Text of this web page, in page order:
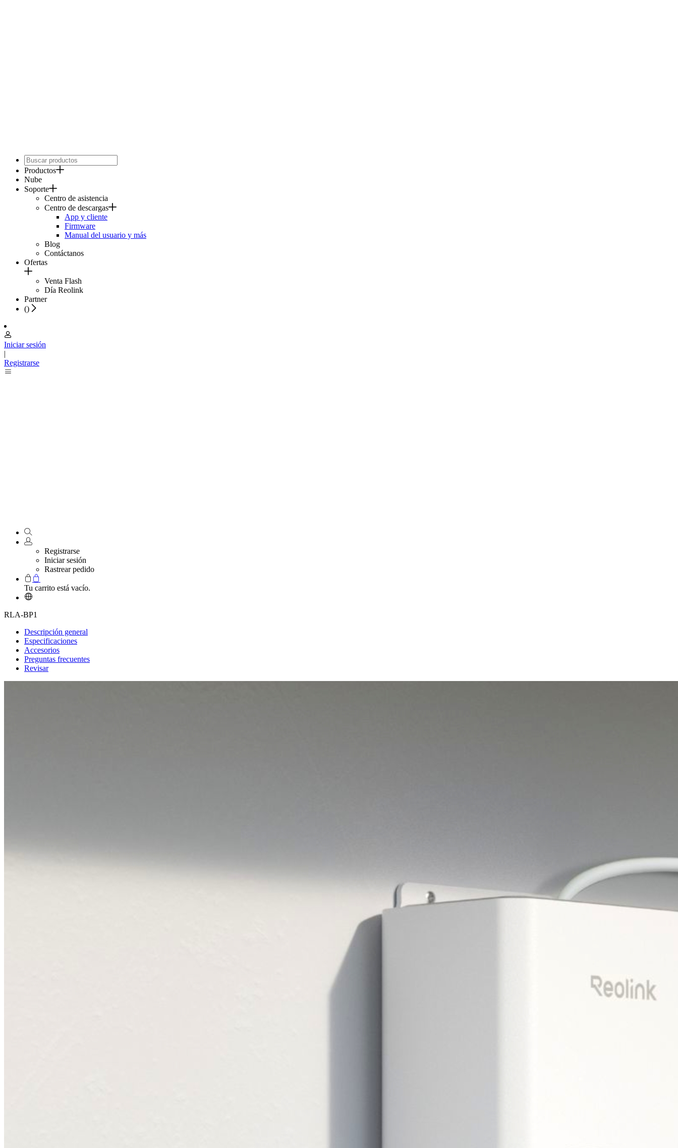
Productos
Nube
Soporte
Centro de asistencia
Centro de descargas
App y cliente
Firmware
Manual del usuario y más
Blog
Contáctanos
Ofertas
Venta Flash
Día Reolink
Partner
()
Iniciar sesión
|
Registrarse
Registrarse
Iniciar sesión
Rastrear pedido
Tu carrito está vacío.
RLA-BP1
Descripción general
Especificaciones
Accesorios
Preguntas frecuentes
Revisar